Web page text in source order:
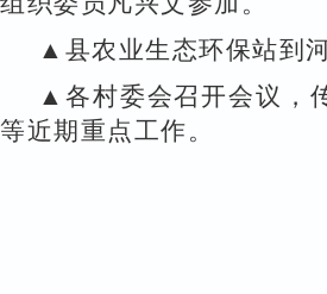
▲县农业生态环保站到
▲各村委会召开会议，
等近期重点工作。